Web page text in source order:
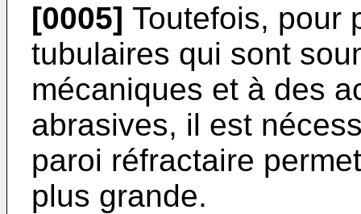
[0005] Toutefois, pour
tubulaires qui sont
mécaniques et à des
abrasives, il est
paroi réfractaire
plus grande.